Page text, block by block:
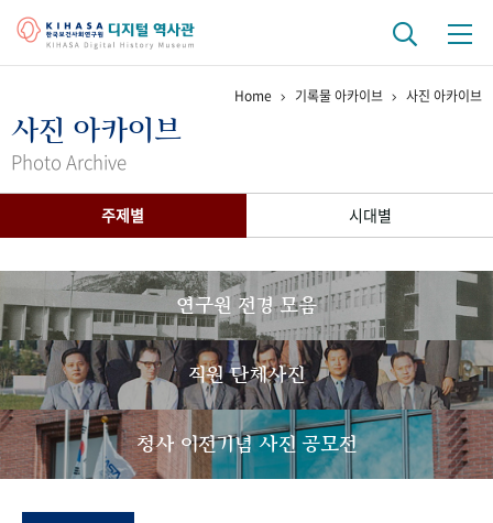
걸어온 길 기관 변천사
간행물 변천사
기록물 아카이브
사진 아카이브 문서 기록물 행정박물 영상 기록물
50+1 주년 기념
성과 50선 숫자로 보는 50년
Home 기록물 아카이브 사진 아카이브
사진 아카이브
Photo Archive
주제별 시대별
연구원 전경 모음
직원 단체사진
청사 이전기념 사진 공모전